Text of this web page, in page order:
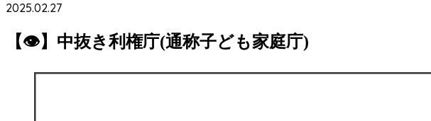
2025.02.27
【👁】中抜き利権庁(通称子ども家庭庁)